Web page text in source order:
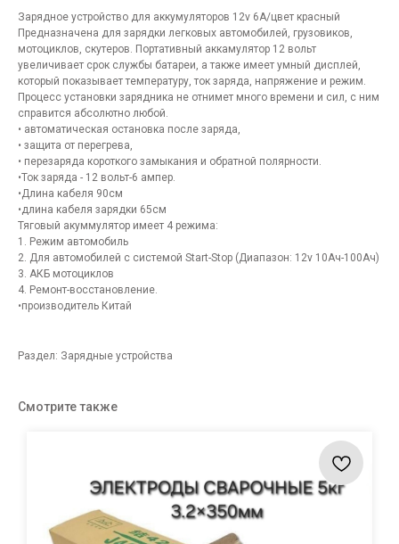
Зарядное устройство для аккумуляторов 12v 6А/цвет красный
Предназначена для зарядки легковых автомобилей, грузовиков,
мотоциклов, скутеров. Портативный аккамулятор 12 вольт
увеличивает срок службы батареи, а также имеет умный дисплей,
который показывает температуру, ток заряда, напряжение и режим.
Процесс установки зарядника не отнимет много времени и сил, с ним
справится абсолютно любой.
• автоматическая остановка после заряда,
• защита от перегрева,
• перезаряда короткого замыкания и обратной полярности.
•Ток заряда - 12 вольт-6 ампер.
•Длина кабеля 90см
•длина кабеля зарядки 65см
Тяговый акуммулятор имеет 4 режима:
1. Режим автомобиль
2. Для автомобилей с системой Start-Stop (Диапазон: 12v 10Aч-100Aч)
3. АКБ мотоциклов
4. Ремонт-восстановление.
•производитель Китай
Раздел: Зарядные устройства
Смотрите также